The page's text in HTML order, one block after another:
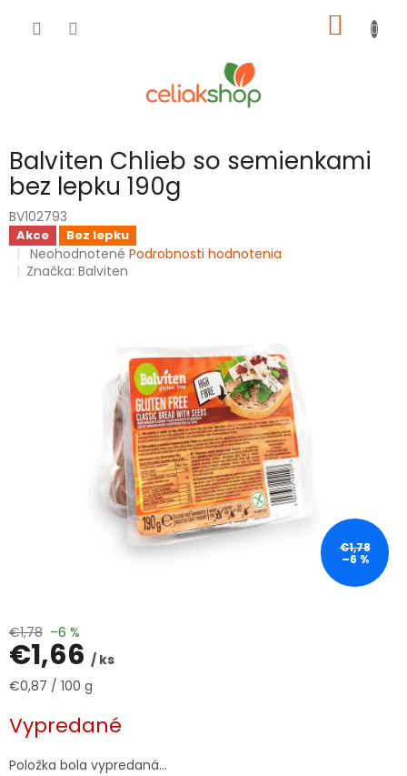
KOŠÍK
Balviten Chlieb so semienkami
bez lepku 190g
BV102793
Akce Bez lepku
Priemerné
hodnotenie
Neohodnotené Podrobnosti hodnotenia
Značka:Balviten
€1,78
–6 %
€1,78 –6 %
€1,66 / ks
Jednotková
€0,87 / 100 g
Vypredané
Položka bola vypredaná…